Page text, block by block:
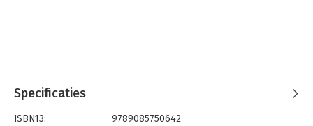
Specificaties
ISBN13:
9789085750642